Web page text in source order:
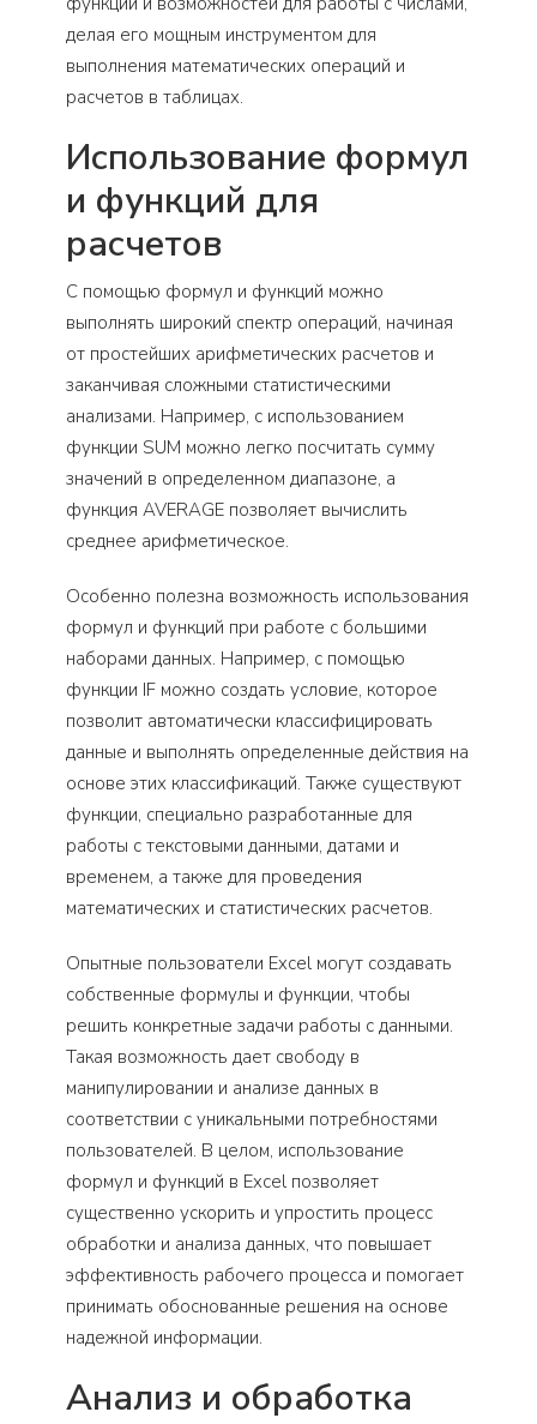
делая его мощным инструментом для
выполнения математических операций и
расчетов в таблицах.
Использование формул
и функций для
расчетов
С помощью формул и функций можно
выполнять широкий спектр операций, начиная
от простейших арифметических расчетов и
заканчивая сложными статистическими
анализами. Например, с использованием
функции SUM можно легко посчитать сумму
значений в определенном диапазоне, а
функция AVERAGE позволяет вычислить
среднее арифметическое.
Особенно полезна возможность использования
формул и функций при работе с большими
наборами данных. Например, с помощью
функции IF можно создать условие, которое
позволит автоматически классифицировать
данные и выполнять определенные действия на
основе этих классификаций. Также существуют
функции, специально разработанные для
работы с текстовыми данными, датами и
временем, а также для проведения
математических и статистических расчетов.
Опытные пользователи Excel могут создавать
собственные формулы и функции, чтобы
решить конкретные задачи работы с данными.
Такая возможность дает свободу в
манипулировании и анализе данных в
соответствии с уникальными потребностями
пользователей. В целом, использование
формул и функций в Excel позволяет
существенно ускорить и упростить процесс
обработки и анализа данных, что повышает
эффективность рабочего процесса и помогает
принимать обоснованные решения на основе
надежной информации.
Анализ и обработка